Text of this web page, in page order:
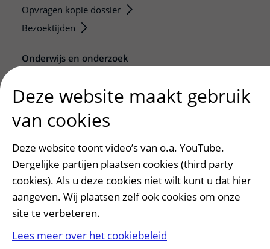
Opvragen kopie dossier
Bezoektijden
Onderwijs en onderzoek
De Nieuwe Utrechtse School
Stage en opleidingsplaatsen
Research
Strategic programs
Research groups
Researchers
Research technologies
Verwijzers
Deze website maakt gebruik
van cookies
Deze website toont video’s van o.a. YouTube.
Dergelijke partijen plaatsen cookies (third party
cookies). Als u deze cookies niet wilt kunt u dat hier
aangeven. Wij plaatsen zelf ook cookies om onze
site te verbeteren.
Lees meer over het cookiebeleid